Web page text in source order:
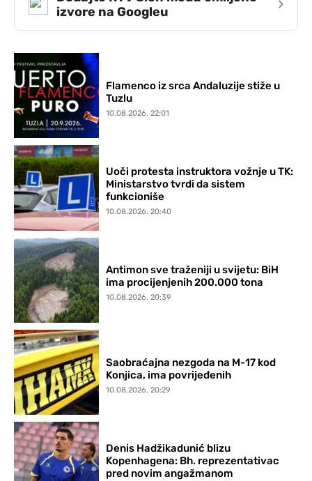
izvore na Googleu
›
Flamenco iz srca Andaluzije stiže u
Tuzlu
10.08.2026. 22:01
Uoči protesta instruktora vožnje u TK:
Ministarstvo tvrdi da sistem
funkcioniše
10.08.2026. 20:40
Antimon sve traženiji u svijetu: BiH
ima procijenjenih 200.000 tona
10.08.2026. 20:39
Saobraćajna nezgoda na M-17 kod
Konjica, ima povrijeđenih
10.08.2026. 20:29
Denis Hadžikadunić blizu
Kopenhagena: Bh. reprezentativac
pred novim angažmanom